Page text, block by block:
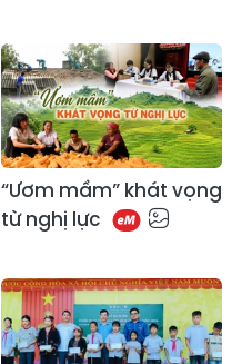
“Ươm mầm” khát vọng
từ nghị lực